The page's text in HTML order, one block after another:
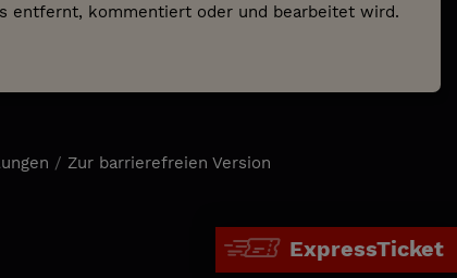
ExpressTicket
entfernt, kommentiert oder und bearbeitet wird.
/ Zur barrierefreien Version